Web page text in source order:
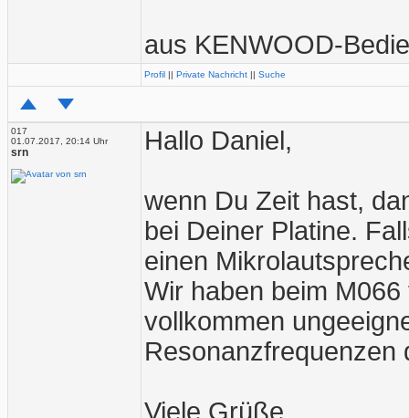
aus KENWOOD-
Profil || Private Nachricht || Suche
017
01.07.2017, 20:14 Uhr
srn Hallo Daniel,
wenn Du Zeit hast,
bei Deiner Platine.
einen
Wir haben beim
vollkommen
Resonanzfrequenzen
Viele Grüße.